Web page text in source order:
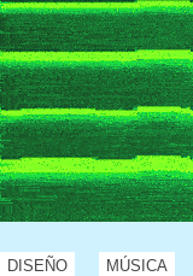
DISEÑO MÚSICA